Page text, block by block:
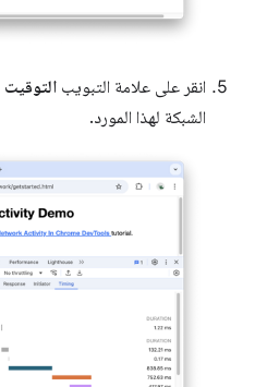
انقر على علامة التبويب التوقيت
الشبكة لهذا المورد.